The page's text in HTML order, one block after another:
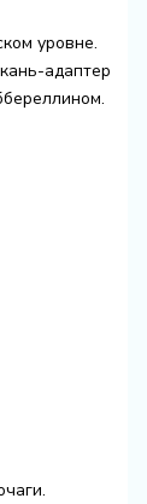
уровне.
адаптер